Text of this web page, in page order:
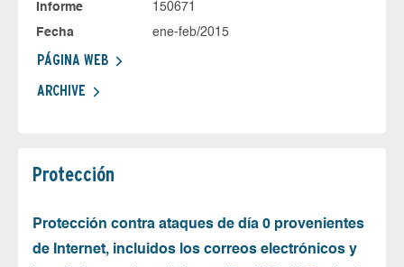
Informe
150671
Fecha
ene-feb/2015
PÁGINA WEB
ARCHIVE
Protección
Protección contra ataques de día 0 provenientes
de Internet, incluidos los correos electrónicos y